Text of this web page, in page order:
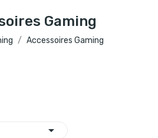
Gaming
Accessoires Gaming
